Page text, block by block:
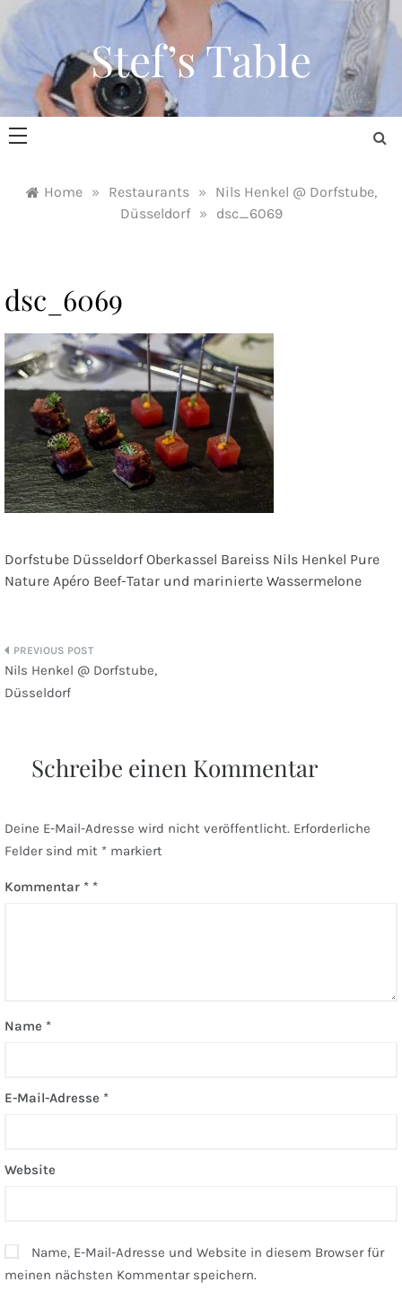
Skip
content
Stef’s Table
Home » Restaurants »
Nils Henkel @ Dorfstube,
Düsseldorf
» dsc_6069
dsc_6069
Dorfstube Düsseldorf Oberkassel Bareiss Nils Henkel Pure
Nature Apéro Beef-Tatar und marinierte Wassermelone
Beitragsnavigation
Nils Henkel @ Dorfstube,
Düsseldorf
Schreibe einen Kommentar
Deine E-Mail-Adresse wird nicht veröffentlicht. Erforderliche
Felder sind mit * markiert
Kommentar *
Name *
E-Mail-Adresse *
Website
Name, E-Mail-Adresse und Website in diesem Browser für
meinen nächsten Kommentar speichern.